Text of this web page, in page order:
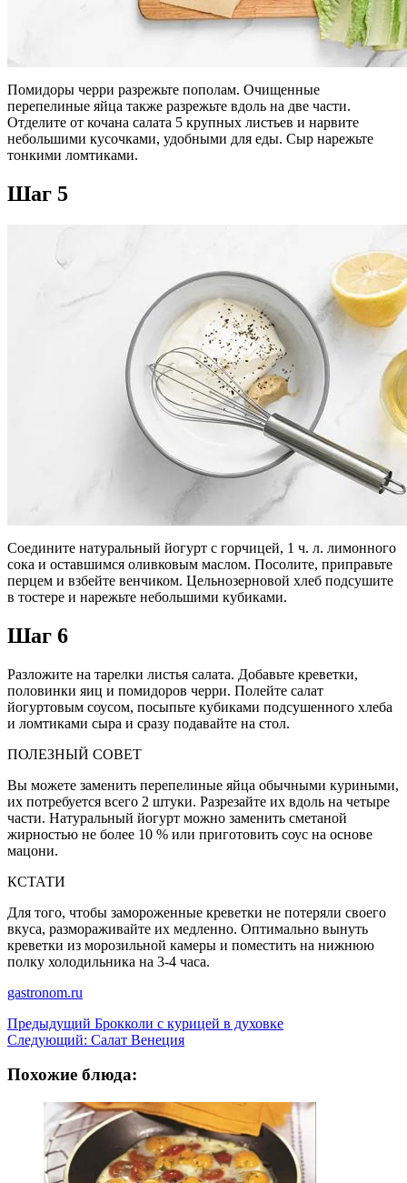
Помидоры черри разрежьте пополам. Очищенные
перепелиные яйца также разрежьте вдоль на две части.
Отделите от кочана салата 5 крупных листьев и нарвите
небольшими кусочками, удобными для еды. Сыр нарежьте
тонкими ломтиками.
Шаг 5
Соедините натуральный йогурт с горчицей, 1 ч. л. лимонного
сока и оставшимся оливковым маслом. Посолите, приправьте
перцем и взбейте венчиком. Цельнозерновой хлеб подсушите
в тостере и нарежьте небольшими кубиками.
Шаг 6
Разложите на тарелки листья салата. Добавьте креветки,
половинки яиц и помидоров черри. Полейте салат
йогуртовым соусом, посыпьте кубиками подсушенного хлеба
и ломтиками сыра и сразу подавайте на стол.
ПОЛЕЗНЫЙ СОВЕТ
Вы можете заменить перепелиные яйца обычными куриными,
их потребуется всего 2 штуки. Разрезайте их вдоль на четыре
части. Натуральный йогурт можно заменить сметаной
жирностью не более 10 % или приготовить соус на основе
мацони.
КСТАТИ
Для того, чтобы замороженные креветки не потеряли своего
вкуса, размораживайте их медленно. Оптимально вынуть
креветки из морозильной камеры и поместить на нижнюю
полку холодильника на 3-4 часа.
gastronom.ru
Навигация
записи
Предыдущий Брокколи с курицей в духовке
Следующий: Салат Венеция
Похожие блюда: